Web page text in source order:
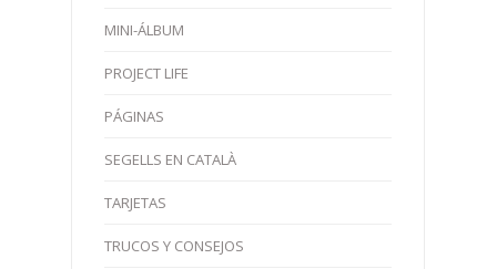
MINI-ÁLBUM
PROJECT LIFE
PÁGINAS
SEGELLS EN CATALÀ
TARJETAS
TRUCOS Y CONSEJOS